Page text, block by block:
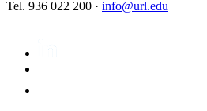
Tel. 936 022 200 · info@url.edu